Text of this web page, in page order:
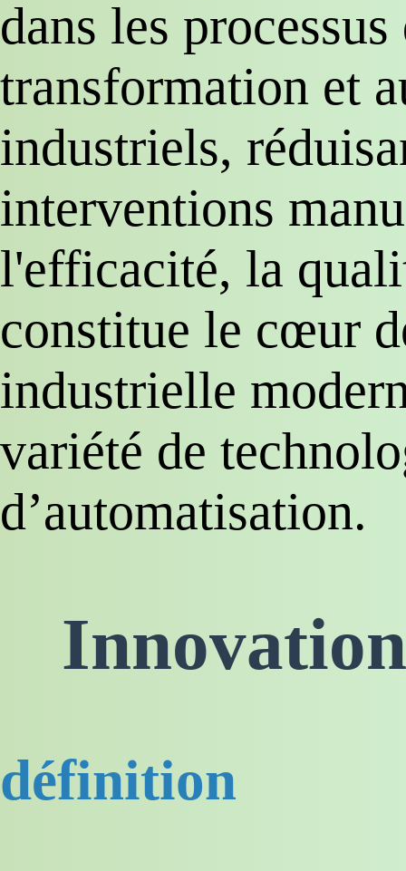
dans les
transformation et
industriels,
interventions
l'efficacité, la
constitue le cœur
industrielle
variété de
d’automatisation.
définition